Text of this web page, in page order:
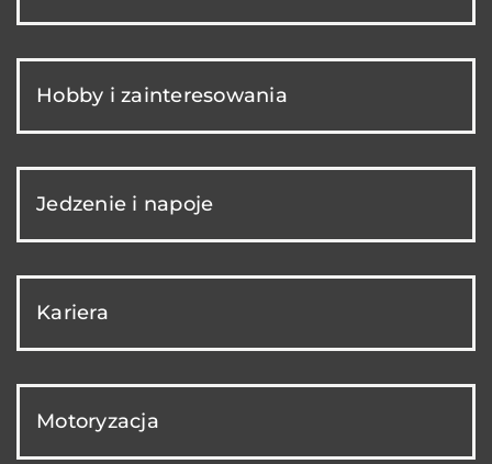
Hobby i zainteresowania
Jedzenie i napoje
Kariera
Motoryzacja